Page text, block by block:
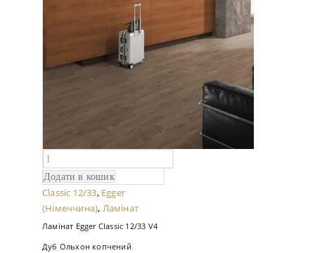
Додати в кошик
Classic 12/33, Egger
(Німеччина), Ламінат
Ламінат Egger Classic 12/33 V4
Дуб Ольхон копчений